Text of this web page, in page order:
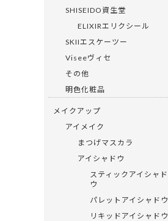
SHISEIDO資生堂
ELIXIRエリクシール
SKIIエスケーツー
Viseeヴィセ
その他
明色化粧品
メイクアップ
アイメイク
まつげマスカラ
アイシャドウ
スティックアイシャド
ウ
パレットアイシャドウ
リキッドアイシャドウ